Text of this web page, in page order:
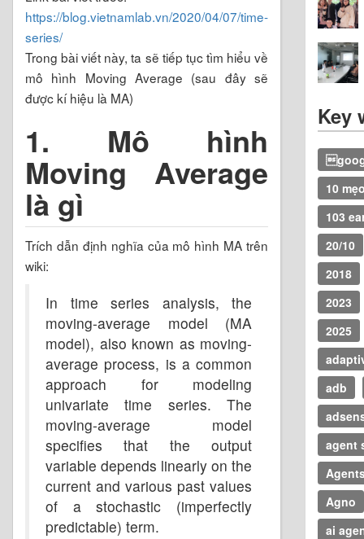
https://blog.vietnamlab.vn/2020/04/07/time-
series/
Trong bài viết này, ta sẽ tiếp tục tìm hiểu về
mô hình Moving Average (sau đây sẽ
được kí hiệu là MA)
1. Mô hình
Moving Average
là gì
Trích dẫn định nghĩa của mô hình MA trên
wiki:
In time series analysis, the
moving-average model (MA
model), also known as moving-
average process, is a common
approach for modeling
univariate time series. The
moving-average model
specifies that the output
variable depends linearly on the
current and various past values
of a stochastic (imperfectly
predictable) term.
Key
10
103
20/10
2018
2023
2025
adb
agent
Agno
ai